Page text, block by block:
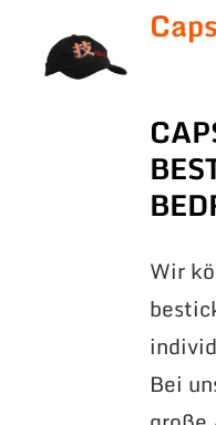
Caps
Wir
Bei